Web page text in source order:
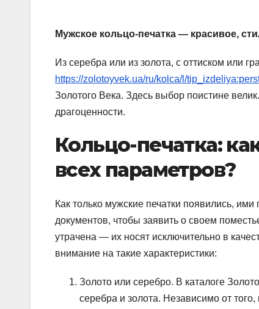
Мужское кольцо-печатка — красивое,
Из серебра или из золота, с оттиском или
https://zolotoyvek.ua/ru/kolca/l/
Золотого Века. Здесь выбор поистине
драгоценности.
Кольцо-печатка:
всех параметров?
Как только мужские печатки появились,
документов, чтобы заявить о своем
утрачена — их носят исключительно в
внимание на такие характеристики:
Золото или серебро. В каталоге
серебра и золота. Независимо от